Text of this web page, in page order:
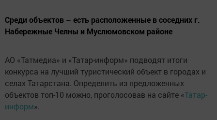
Среди объектов – есть расположенные в соседних г.
Набережные Челны и Муслюмовском районе
АО «Татмедиа» и «Татар-информ» подводят итоги
конкурса на лучший туристический объект в городах и
селах Татарстана. Определить из предложенных
объектов топ-10 можно, проголосовав на сайте «Татар-
информ».